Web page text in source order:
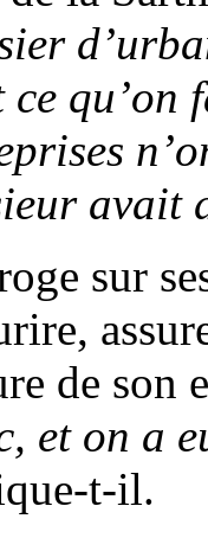
ce
avait
sur
de
et on a
t-il.